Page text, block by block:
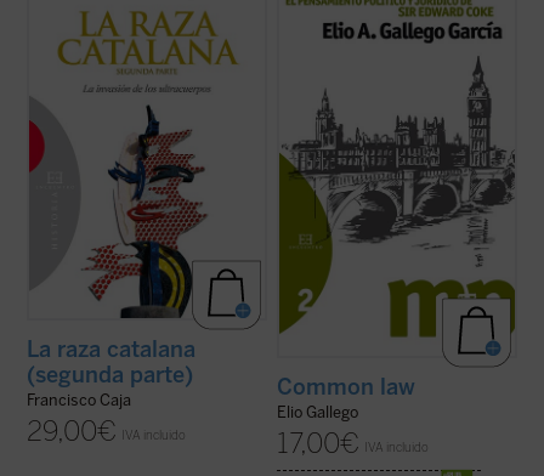
política del catalanismo a partir de sus
propios textos. El catalanismo desde un
punto de vista doctrinal debe ser ...(ver
La raza catalana
(segunda parte)
Francisco Caja
29,00€ IVA incluido
La Monarquía o el Parlamento son tan
pertenecientes alcommon law
como el
derecho de propiedad o la posibilidad de
Common law
Elio Gallego
17,00€ IVA incluido